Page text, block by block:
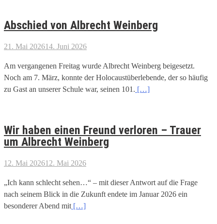
Abschied von Albrecht Weinberg
21. Mai 202614. Juni 2026
Am vergangenen Freitag wurde Albrecht Weinberg beigesetzt.
Noch am 7. März, konnte der Holocaustüberlebende, der so häufig
zu Gast an unserer Schule war, seinen 101. […]
Wir haben einen Freund verloren – Trauer
um Albrecht Weinberg
12. Mai 202612. Mai 2026
„Ich kann schlecht sehen…“ – mit dieser Antwort auf die Frage
nach seinem Blick in die Zukunft endete im Januar 2026 ein
besonderer Abend mit […]